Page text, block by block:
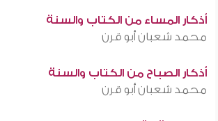
أذكار المساء من الكتاب والسنة
محمد شعبان أبو قرن
أذكار الصباح من الكتاب والسنة
محمد شعبان أبو قرن